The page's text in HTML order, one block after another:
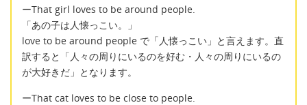
ーThat girl loves to be around people.
「あの子は人懐っこい。」
love to be around people で「人懐っこい」と言えます。直
訳すると「人々の周りにいるのを好む・人々の周りにいるの
が大好きだ」となります。
ーThat cat loves to be close to people.